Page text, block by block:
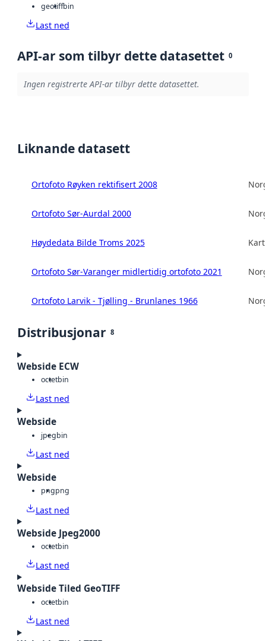
geotiffbin
Last ned
API-ar som tilbyr dette datasettet 0
Ingen registrerte API-ar tilbyr dette datasettet.
Liknande datasett
Ortofoto Røyken rektifisert 2008
Ortofoto Sør-Aurdal 2000
Høydedata Bilde Troms 2025
Ortofoto Sør-Varanger midlertidig ortofoto 2021
Ortofoto Larvik - Tjølling - Brunlanes 1966
Distribusjonar 8
Webside ECW
octetbin
Last ned
Webside
jpegbin
Last ned
Webside
pngpng
Last ned
Webside Jpeg2000
octetbin
Last ned
Webside Tiled GeoTIFF
octetbin
Last ned